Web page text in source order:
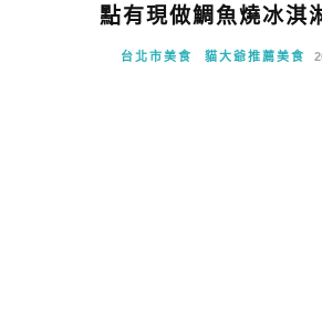
點有現做鯛魚燒冰淇
台北市美食 貓大爺推薦美食